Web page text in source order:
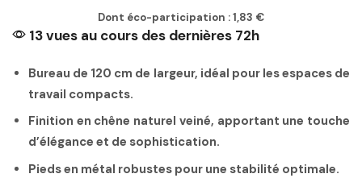
Dont éco-participation :1,83 €
13 vues au cours des dernières 72h
Bureau de 120 cm de largeur, idéal pour les espaces de
travail compacts.
Finition en chêne naturel veiné, apportant une touche
d’élégance et de sophistication.
Pieds en métal robustes pour une stabilité optimale.